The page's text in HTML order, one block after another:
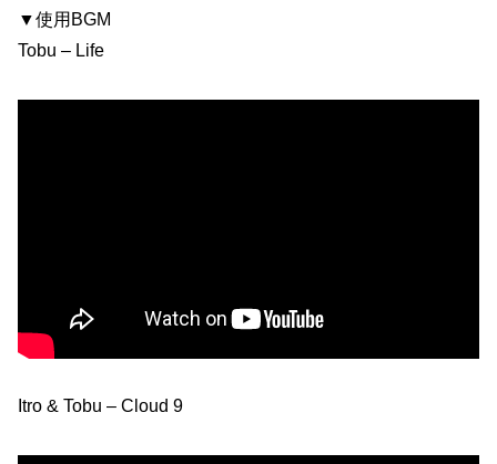
▼使用BGM
Tobu – Life
Itro & Tobu – Cloud 9